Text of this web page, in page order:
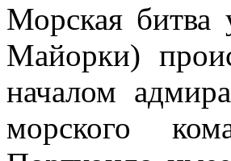
Морская битва
Майорки)
началом
морского